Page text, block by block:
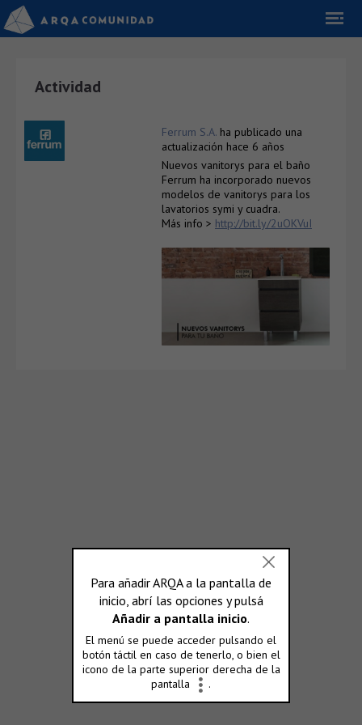
Actividad
Ferrum S.A. ha publicado una
actualización hace 6 años
Nuevos vanitorys para el baño
Ferrum ha incorporado nuevos
modelos de vanitorys para los
lavatorios symi y cuadra.
Más info > http://bit.ly/2uOKVuI